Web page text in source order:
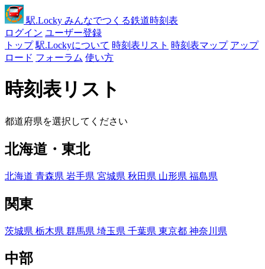
駅.Locky みんなでつくる鉄道時刻表
ログイン ユーザー登録
トップ 駅.Lockyについて 時刻表リスト 時刻表マップ アップ
ロード フォーラム 使い方
時刻表リスト
都道府県を選択してください
北海道・東北
北海道 青森県 岩手県 宮城県 秋田県 山形県 福島県
関東
茨城県 栃木県 群馬県 埼玉県 千葉県 東京都 神奈川県
中部